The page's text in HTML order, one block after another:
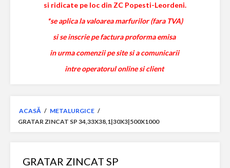
si ridicate pe loc din ZC Popesti-Leordeni.
*se aplica la valoarea marfurilor (fara TVA)
si se inscrie pe factura proforma emisa
in urma comenzii pe site si a comunicarii
intre operatorul online si client
ACASĂ / METALURGICE /
GRATAR ZINCAT SP 34,33X38,1|30X3|500X1000
GRATAR ZINCAT SP